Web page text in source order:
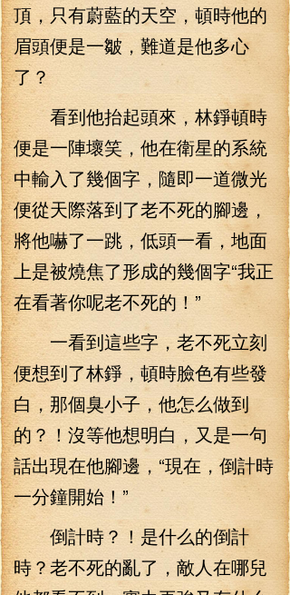
頂，只有蔚藍的天空，頓時他的
眉頭便是一皺，難道是他多心
了？
看到他抬起頭來，林錚頓時
便是一陣壞笑，他在衛星的系統
中輸入了幾個字，隨即一道微光
便從天際落到了老不死的腳邊，
將他嚇了一跳，低頭一看，地面
上是被燒焦了形成的幾個字“我正
在看著你呢老不死的！”
一看到這些字，老不死立刻
便想到了林錚，頓時臉色有些發
白，那個臭小子，他怎么做到
的？！沒等他想明白，又是一句
話出現在他腳邊，“現在，倒計時
一分鐘開始！”
倒計時？！是什么的倒計
時？老不死的亂了，敵人在哪兒